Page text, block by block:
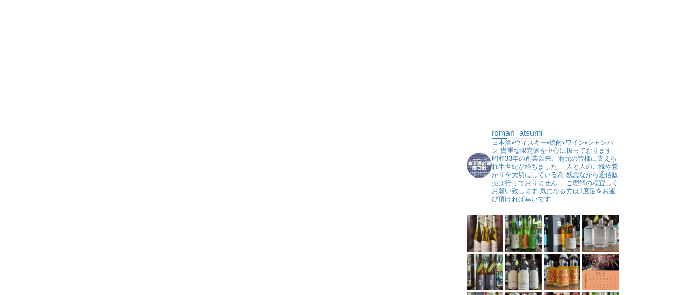
roman_atsumi
日本酒•ウィスキー•焼酎•ワイン•シャンパ
ン 貴重な限定酒を中心に扱っております
昭和33年の創業以来、地元の皆様に支えら
れ半世紀が経ちました。
人と人のご縁や繋
がりを大切にしている為 残念ながら通信販
売は行っておりません。
ご理解の程宜しく
お願い致します 気になる方は1度足をお運
び頂ければ幸いです